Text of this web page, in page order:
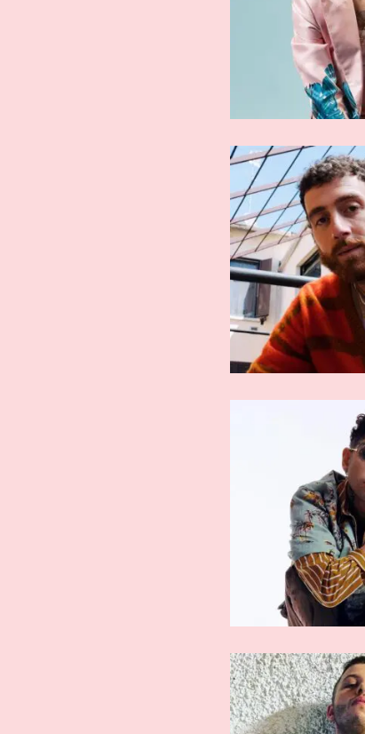
ARTISTI
ARTISTI
ARTISTI